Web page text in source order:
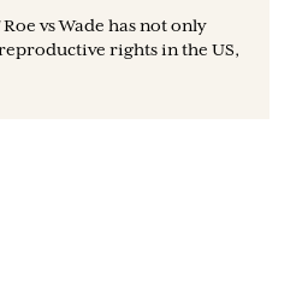
vs Wade has not only
rights in the US,